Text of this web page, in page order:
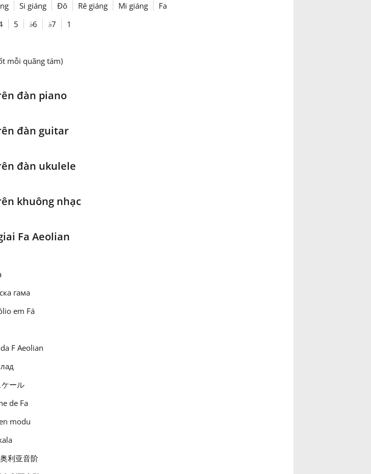
Si giáng Đô Rê giáng Mi giáng Fa
5 ♭6 ♭7 1
mỗi quãng tám)
đàn piano
đàn guitar
đàn ukulele
khuông nhạc
Fa Aeolian
гама
em Fá
F Aeolian
ール
de Fa
modu
利亚音阶